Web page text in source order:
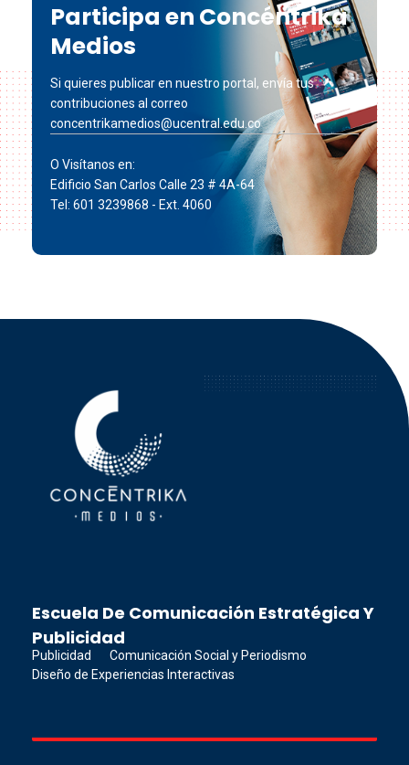
Participa en Concéntrika
Medios
Si quieres publicar en nuestro portal, envía tus
contribuciones al correo
concentrikamedios@ucentral.edu.co
O Visítanos en:
Edificio San Carlos Calle 23 # 4A-64
Tel: 601 3239868 - Ext. 4060
Escuela De Comunicación Estratégica Y
Publicidad
Publicidad
Comunicación Social y Periodismo
Diseño de Experiencias Interactivas